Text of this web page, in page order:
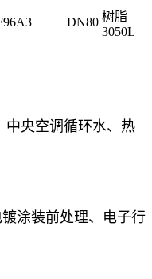
DN80 树脂
3050L
中央空调循环水、热
涂装前处理、电子行